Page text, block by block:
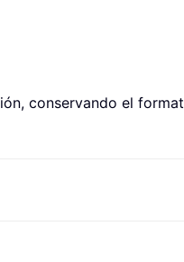
conservando el